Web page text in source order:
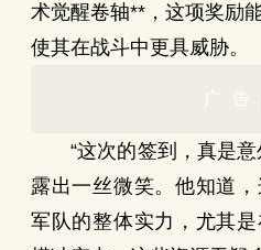
术觉醒卷轴**，这项奖励
使其在战斗中更具威胁。
广告
“这次的签到，真是意
露出一丝微笑。他知道
军队的整体实力，尤其